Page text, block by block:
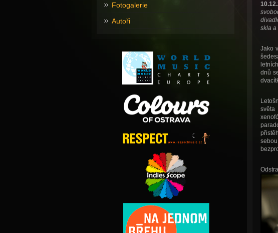
skla a
Jako
dnů
světa
Fotogalerie
Autoři